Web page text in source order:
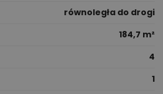
równoległa do drogi
184,7 m²
4
1